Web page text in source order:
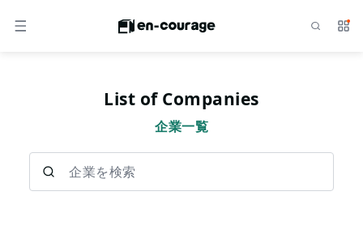
メニュー サ
List of Companies
企業一覧